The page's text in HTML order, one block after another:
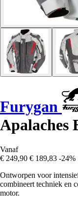
Furygan
Apalaches
Vanaf
€ 249,90 € 189,83 -24%
Ontworpen voor
combineert techniek en
motor.